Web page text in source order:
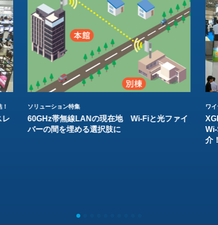
レ
ソリューション特集
60GHz帯無線LANの現在地 Wi-Fiと光ファイ
バーの間を埋める選択肢に
ワ
介